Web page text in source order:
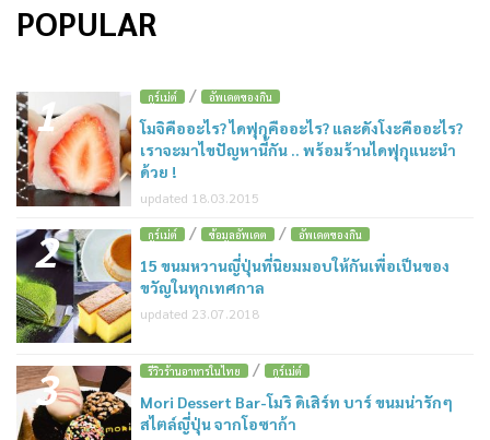
POPULAR
1 กูร์เม่ต์ / อัพเดตของกิน
โมจิคืออะไร? ไดฟุกุคืออะไร? และดังโงะคืออะไร?
เราจะมาไขปัญหานี้กัน .. พร้อมร้านไดฟุกุแนะนำ
ด้วย !
updated 18.03.2015
2 กูร์เม่ต์ / ข้อมูลอัพเดต / อัพเดตของกิน
15 ขนมหวานญี่ปุ่นที่นิยมมอบให้กันเพื่อเป็นของ
ขวัญในทุกเทศกาล
updated 23.07.2018
3 รีวิวร้านอาหารในไทย / กูร์เม่ต์
Mori Dessert Bar-โมริ ดิเสิร์ท บาร์ ขนมน่ารักๆ
สไตล์ญี่ปุ่น จากโอซาก้า